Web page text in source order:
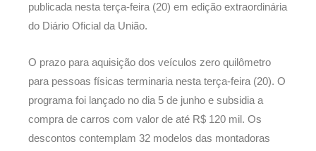
publicada nesta terça-feira (20) em edição extraordinária
do Diário Oficial da União.
O prazo para aquisição dos veículos zero quilômetro
para pessoas físicas terminaria nesta terça-feira (20). O
programa foi lançado no dia 5 de junho e subsidia a
compra de carros com valor de até R$ 120 mil. Os
descontos contemplam 32 modelos das montadoras